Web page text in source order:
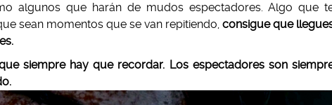
algunos que harán de mudos espectadores. Algo que
sean momentos que se van repitiendo,consigue que
siempre hay que recordar. Los espectadores son